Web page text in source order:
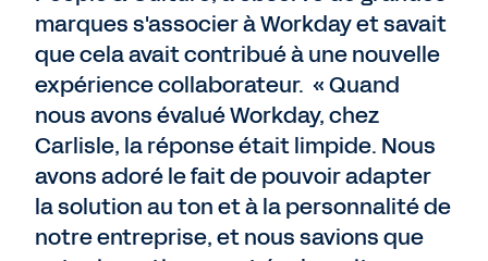
marques s'associer à Workday et savait
que cela avait contribué à une nouvelle
expérience collaborateur. « Quand
nous avons évalué Workday, chez
Carlisle, la réponse était limpide. Nous
avons adoré le fait de pouvoir adapter
la solution au ton et à la personnalité de
notre entreprise, et nous savions que